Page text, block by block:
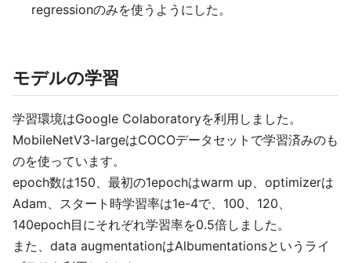
regressionのみを使うようにした。
モデルの学習
学習環境はGoogle Colaboratoryを利用しました。
MobileNetV3-largeはCOCOデータセットで学習済みのも
のを使っています。
epoch数は150、最初の1epochはwarm up、optimizerは
Adam、スタート時学習率は1e-4で、100、120、
140epoch目にそれぞれ学習率を0.5倍しました。
また、data augmentationはAlbumentationsというライ